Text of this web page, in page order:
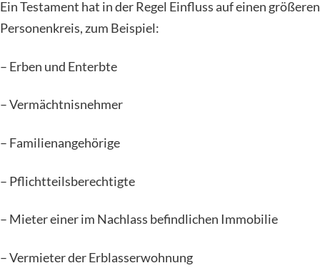
Ein Testament hat in der Regel Einfluss auf einen größeren
Personenkreis, zum Beispiel:
– Erben und Enterbte
– Vermächtnisnehmer
– Familienangehörige
– Pflichtteilsberechtigte
– Mieter einer im Nachlass befindlichen Immobilie
– Vermieter der Erblasserwohnung